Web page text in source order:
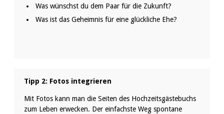
Was wünschst du dem Paar für die Zukunft?
Was ist das Geheimnis für eine glückliche Ehe?
Tipp 2: Fotos integrieren
Mit Fotos kann man die Seiten des Hochzeitsgästebuchs
zum Leben erwecken. Der einfachste Weg spontane